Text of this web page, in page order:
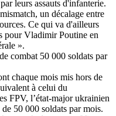
leurs assauts d'infanterie.
un décalage entre
Ce qui va d'ailleurs
pour Vladimir Poutine en
».
combat 50 000 soldats par
chaque mois mis hors de
à celui du
FPV, l’état-major ukrainien
50 000 soldats par mois.